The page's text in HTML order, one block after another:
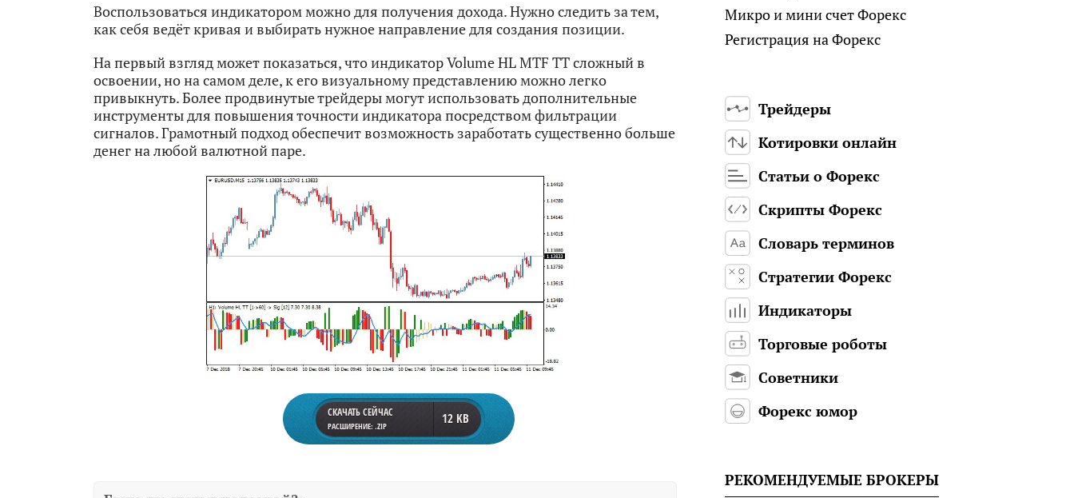
Воспользоваться индикатором можно для получения дохода. Нужно следить за тем,
как себя ведёт кривая и выбирать нужное направление для создания позиции.
На первый взгляд может показаться, что индикатор Volume HL MTF TT сложный в
освоении, но на самом деле, к его визуальному представлению можно легко
привыкнуть. Более продвинутые трейдеры могут использовать дополнительные
инструменты для повышения точности индикатора посредством фильтрации
сигналов. Грамотный подход обеспечит возможность заработать существенно больше
денег на любой валютной паре.
СКАЧАТЬ СЕЙЧАС
РАСШИРЕНИЕ: .ZIP 12 KB
Микро и мини счет Форекс
Регистрация на Форекс
Трейдеры
Котировки онлайн
Статьи о Форекс
Скрипты Форекс
Словарь терминов
Стратегии Форекс
Индикаторы
Торговые роботы
Советники
Форекс юмор
РЕКОМЕНДУЕМЫЕ БРОКЕРЫ